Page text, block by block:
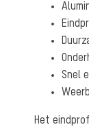
Snel
Het